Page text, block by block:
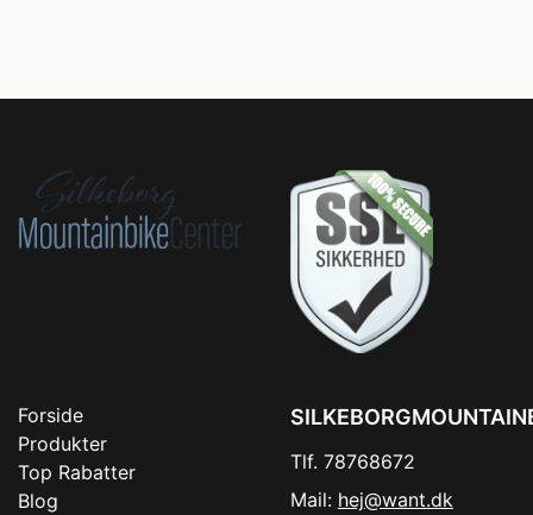
Forside
Produkter
Top Rabatter
Blog
Tlf. 78768672
Mail: hej@want.dk